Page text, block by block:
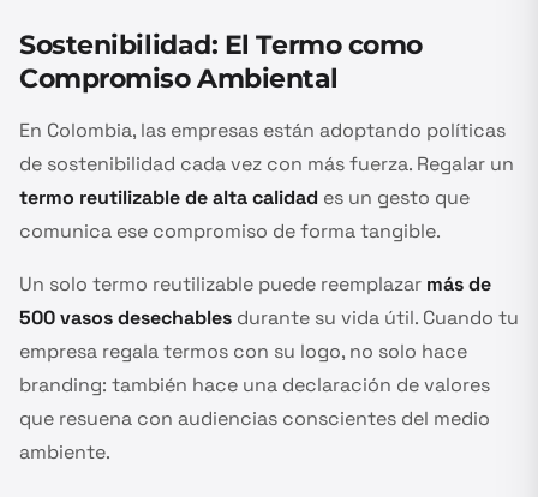
Sostenibilidad: El Termo como
Compromiso Ambiental
En Colombia, las empresas están adoptando políticas
de sostenibilidad cada vez con más fuerza. Regalar un
termo reutilizable de alta calidad es un gesto que
comunica ese compromiso de forma tangible.
Un solo termo reutilizable puede reemplazar más de
500 vasos desechables durante su vida útil. Cuando tu
empresa regala termos con su logo, no solo hace
branding: también hace una declaración de valores
que resuena con audiencias conscientes del medio
ambiente.